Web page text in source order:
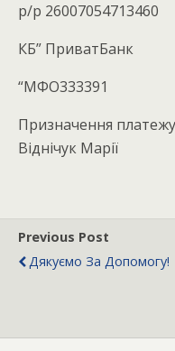
р/р 26007054713460
КБ” ПриватБанк
“МФО333391
Призначення
Віднічук Марії
Previous Post
Дякуємо За Допомогу!